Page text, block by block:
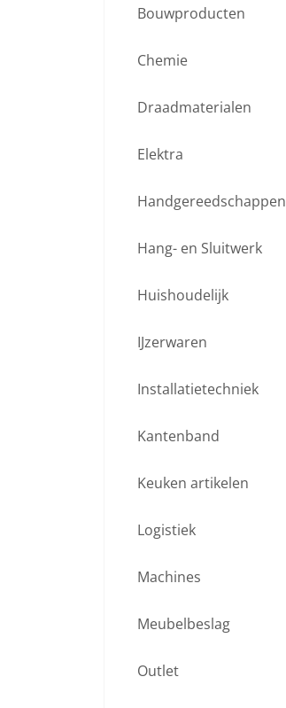
Bouwproducten
Chemie
Draadmaterialen
Elektra
Handgereedschappen
Hang- en Sluitwerk
Huishoudelijk
IJzerwaren
Installatietechniek
Kantenband
Keuken artikelen
Logistiek
Machines
Meubelbeslag
Outlet